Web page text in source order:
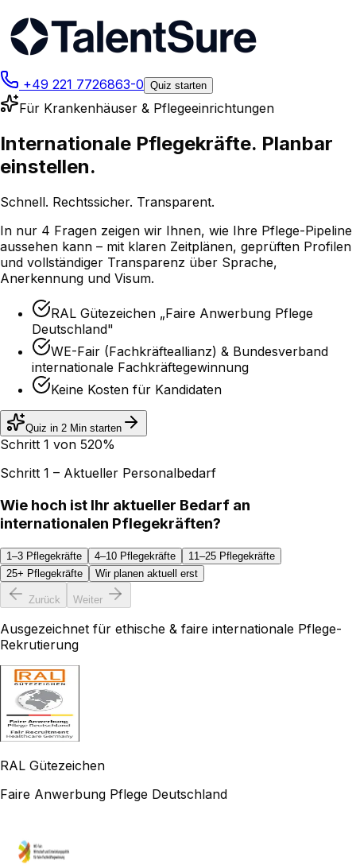
+49 221 7726863-0 Quiz starten
Für Krankenhäuser & Pflegeeinrichtungen
Internationale Pflegekräfte. Planbar
einstellen.
Schnell. Rechtssicher. Transparent.
In nur 4 Fragen zeigen wir Ihnen, wie Ihre Pflege-Pipeline
aussehen kann – mit klaren Zeitplänen, geprüften Profilen
und vollständiger Transparenz über Sprache,
Anerkennung und Visum.
RAL Gütezeichen „Faire Anwerbung Pflege
Deutschland"
WE-Fair (Fachkräfteallianz) & Bundesverband
internationale Fachkräftegewinnung
Keine Kosten für Kandidaten
Quiz in 2 Min starten
Schritt 1 von 520%
Schritt 1 – Aktueller Personalbedarf
Wie hoch ist Ihr aktueller Bedarf an
internationalen Pflegekräften?
1–3 Pflegekräfte 4–10 Pflegekräfte
11–25 Pflegekräfte
25+ Pflegekräfte
Wir planen aktuell erst
Zurück Weiter
Ausgezeichnet für ethische & faire internationale Pflege-
Rekrutierung
RAL Gütezeichen
Faire Anwerbung Pflege Deutschland